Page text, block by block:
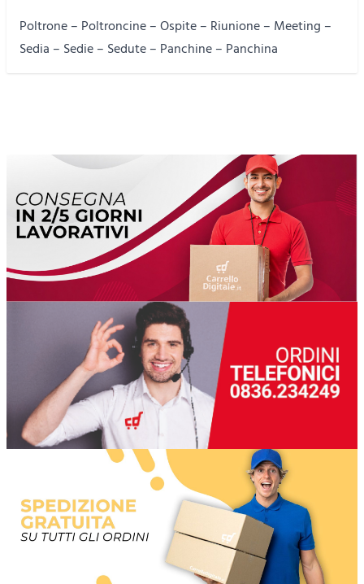
Poltrone – Poltroncine – Ospite – Riunione – Meeting –
Sedia – Sedie – Sedute – Panchine – Panchina